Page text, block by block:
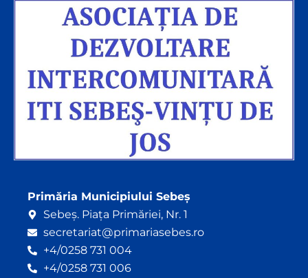
Primăria Municipiului Sebeș
Sebeș. Piața Primăriei, Nr. 1
secretariat@primariasebes.ro
+4/0258 731 004
+4/0258 731 006